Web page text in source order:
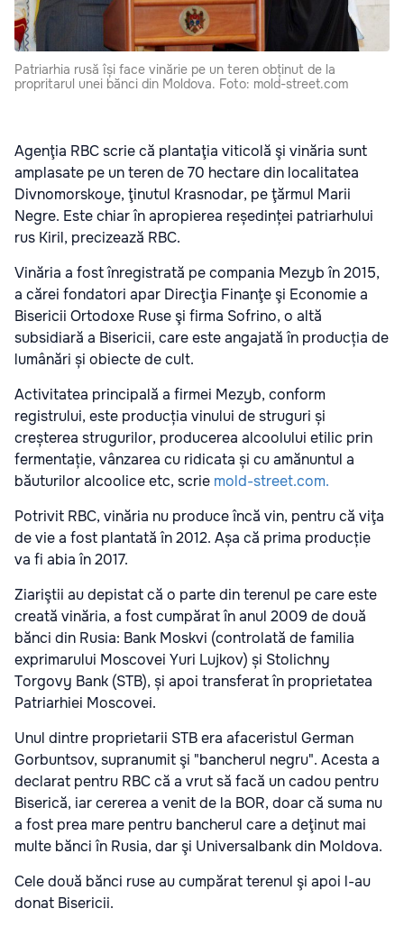
Patriarhia rusă își face vinărie pe un teren obținut de la
propritarul unei bănci din Moldova. Foto: mold-street.com
Agenţia RBC scrie că plantaţia viticolă şi vinăria sunt
amplasate pe un teren de 70 hectare din localitatea
Divnomorskoye, ţinutul Krasnodar, pe ţărmul Marii
Negre. Este chiar în apropierea reședinței patriarhului
rus Kiril, precizează RBC.
Vinăria a fost înregistrată pe compania Mezyb în 2015,
a cărei fondatori apar Direcţia Finanţe şi Economie a
Bisericii Ortodoxe Ruse şi firma Sofrino, o altă
subsidiară a Bisericii, care este angajată în producția de
lumânări și obiecte de cult.
Activitatea principală a firmei Mezyb, conform
registrului, este producția vinului de struguri și
creșterea strugurilor, producerea alcoolului etilic prin
fermentație, vânzarea cu ridicata și cu amănuntul a
băuturilor alcoolice etc, scrie mold-street.com.
Potrivit RBC, vinăria nu produce încă vin, pentru că viţa
de vie a fost plantată în 2012. Așa că prima producție
va fi abia în 2017.
Ziariştii au depistat că o parte din terenul pe care este
creată vinăria, a fost cumpărat în anul 2009 de două
bănci din Rusia: Bank Moskvi (controlată de familia
exprimarului Moscovei Yuri Lujkov) și Stolichny
Torgovy Bank (STB), și apoi transferat în proprietatea
Patriarhiei Moscovei.
Unul dintre proprietarii STB era afaceristul German
Gorbuntsov, supranumit şi "bancherul negru". Acesta a
declarat pentru RBC că a vrut să facă un cadou pentru
Biserică, iar cererea a venit de la BOR, doar că suma nu
a fost prea mare pentru bancherul care a deţinut mai
multe bănci în Rusia, dar şi Universalbank din Moldova.
Cele două bănci ruse au cumpărat terenul şi apoi l-au
donat Bisericii.